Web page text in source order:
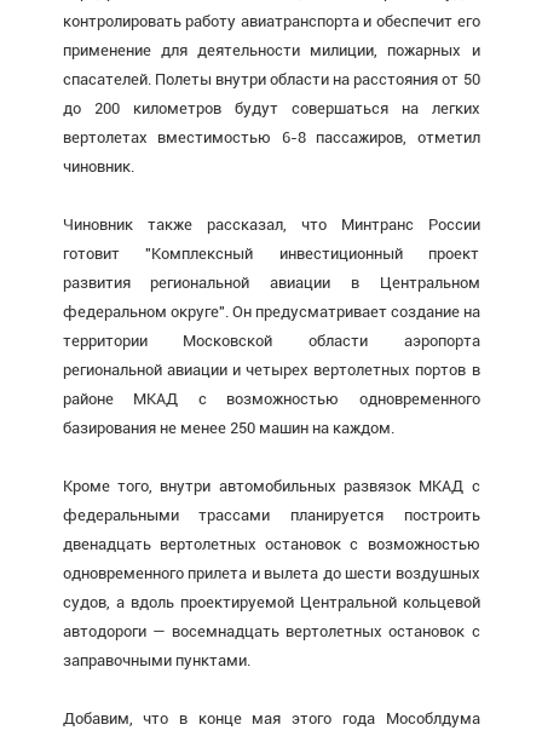
контролировать работу авиатранспорта и обеспечит его
применение для деятельности милиции, пожарных и
спасателей. Полеты внутри области на расстояния от 50
до 200 километров будут совершаться на легких
вертолетах вместимостью 6-8 пассажиров, отметил
чиновник.
Чиновник также рассказал, что Минтранс России
готовит "Комплексный инвестиционный проект
развития региональной авиации в Центральном
федеральном округе". Он предусматривает создание на
территории Московской области аэропорта
региональной авиации и четырех вертолетных портов в
районе МКАД с возможностью одновременного
базирования не менее 250 машин на каждом.
Кроме того, внутри автомобильных развязок МКАД с
федеральными трассами планируется построить
двенадцать вертолетных остановок с возможностью
одновременного прилета и вылета до шести воздушных
судов, а вдоль проектируемой Центральной кольцевой
автодороги — восемнадцать вертолетных остановок с
заправочными пунктами.
Добавим, что в конце мая этого года Мособлдума